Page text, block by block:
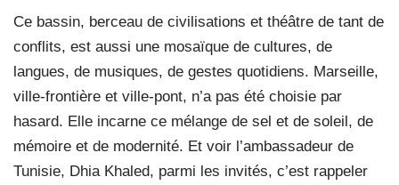
Ce bassin, berceau de civilisations et théâtre de tant de
conflits, est aussi une mosaïque de cultures, de
langues, de musiques, de gestes quotidiens. Marseille,
ville-frontière et ville-pont, n’a pas été choisie par
hasard. Elle incarne ce mélange de sel et de soleil, de
mémoire et de modernité. Et voir l’ambassadeur de
Tunisie, Dhia Khaled, parmi les invités, c’est rappeler